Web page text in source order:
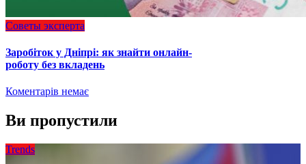
Советы эксперта
Заробіток у Дніпрі: як знайти онлайн-
роботу без вкладень
Коментарів немає
Ви пропустили
Trends